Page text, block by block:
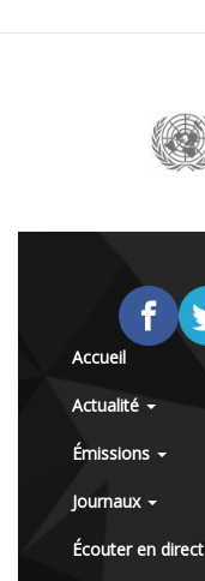
Accueil
Actualité
Émissions
Journaux
Écouter en direct